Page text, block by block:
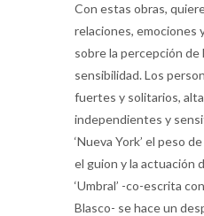
Con estas obras,
relaciones, emociones
sobre la percepción de
sensibilidad. Los
fuertes y solitarios,
independientes y
‘Nueva York’ el peso
el guion y la actuación
‘Umbral’ -co-escrita
Blasco- se hace un